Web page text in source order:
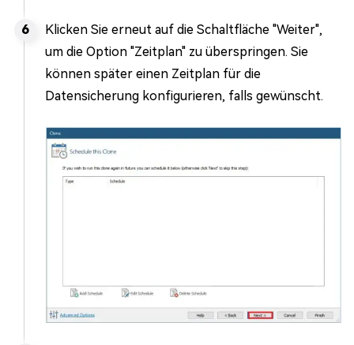
Klicken Sie erneut auf die Schaltfläche "Weiter",
um die Option "Zeitplan" zu überspringen. Sie
können später einen Zeitplan für die
Datensicherung konfigurieren, falls gewünscht.